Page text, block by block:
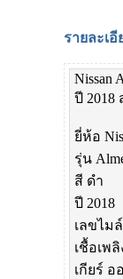
รายละเอี
Nissan
ปี 2018
ยี่ห้อ
รุ่น
สี ดำ
ปี 2018
เลขไม
เชื้อเพ
เกียร์ อ